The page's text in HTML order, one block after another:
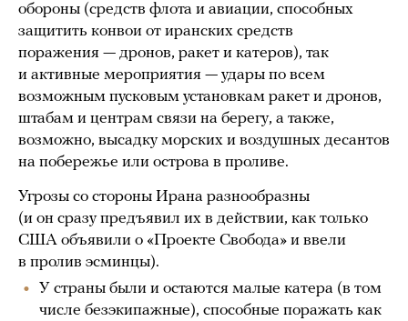
обороны (средств флота и авиации, способных
защитить конвои от иранских средств
поражения — дронов, ракет и катеров), так
и активные мероприятия — удары по всем
возможным пусковым установкам ракет и дронов,
штабам и центрам связи на берегу, а также,
возможно, высадку морских и воздушных десантов
на побережье или острова в проливе.
Угрозы со стороны Ирана разнообразны
(и он сразу предъявил их в действии, как только
США объявили о «Проекте Свобода» и ввели
в пролив эсминцы).
У страны были и остаются малые катера (в том
числе безэкипажные), способные поражать как